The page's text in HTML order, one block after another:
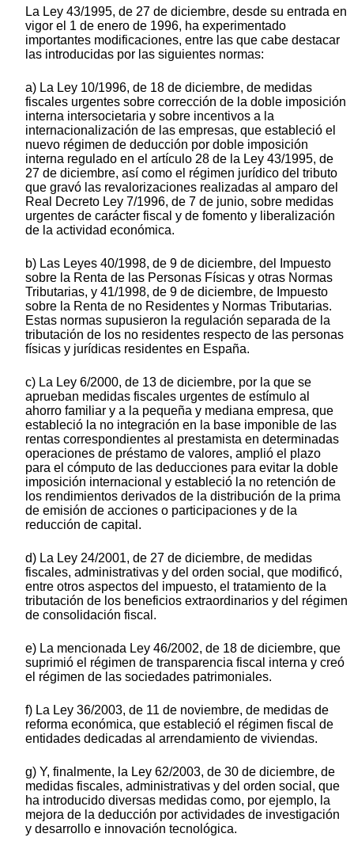
La Ley 43/1995, de 27 de diciembre, desde su entrada en
vigor el 1 de enero de 1996, ha experimentado
importantes modificaciones, entre las que cabe destacar
las introducidas por las siguientes normas:
a) La Ley 10/1996, de 18 de diciembre, de medidas
fiscales urgentes sobre corrección de la doble imposición
interna intersocietaria y sobre incentivos a la
internacionalización de las empresas, que estableció el
nuevo régimen de deducción por doble imposición
interna regulado en el artículo 28 de la Ley 43/1995, de
27 de diciembre, así como el régimen jurídico del tributo
que gravó las revalorizaciones realizadas al amparo del
Real Decreto Ley 7/1996, de 7 de junio, sobre medidas
urgentes de carácter fiscal y de fomento y liberalización
de la actividad económica.
b) Las Leyes 40/1998, de 9 de diciembre, del Impuesto
sobre la Renta de las Personas Físicas y otras Normas
Tributarias, y 41/1998, de 9 de diciembre, de Impuesto
sobre la Renta de no Residentes y Normas Tributarias.
Estas normas supusieron la regulación separada de la
tributación de los no residentes respecto de las personas
físicas y jurídicas residentes en España.
c) La Ley 6/2000, de 13 de diciembre, por la que se
aprueban medidas fiscales urgentes de estímulo al
ahorro familiar y a la pequeña y mediana empresa, que
estableció la no integración en la base imponible de las
rentas correspondientes al prestamista en determinadas
operaciones de préstamo de valores, amplió el plazo
para el cómputo de las deducciones para evitar la doble
imposición internacional y estableció la no retención de
los rendimientos derivados de la distribución de la prima
de emisión de acciones o participaciones y de la
reducción de capital.
d) La Ley 24/2001, de 27 de diciembre, de medidas
fiscales, administrativas y del orden social, que modificó,
entre otros aspectos del impuesto, el tratamiento de la
tributación de los beneficios extraordinarios y del régimen
de consolidación fiscal.
e) La mencionada Ley 46/2002, de 18 de diciembre, que
suprimió el régimen de transparencia fiscal interna y creó
el régimen de las sociedades patrimoniales.
f) La Ley 36/2003, de 11 de noviembre, de medidas de
reforma económica, que estableció el régimen fiscal de
entidades dedicadas al arrendamiento de viviendas.
g) Y, finalmente, la Ley 62/2003, de 30 de diciembre, de
medidas fiscales, administrativas y del orden social, que
ha introducido diversas medidas como, por ejemplo, la
mejora de la deducción por actividades de investigación
y desarrollo e innovación tecnológica.